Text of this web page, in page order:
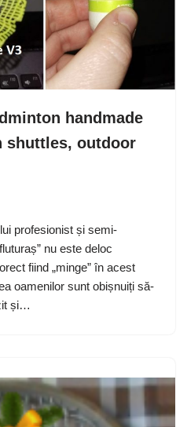
handmade
shuttles, outdoor
profesionist și semi-
nu este deloc
fiind „minge” în acest
oamenilor sunt obișnuiți să-
și…